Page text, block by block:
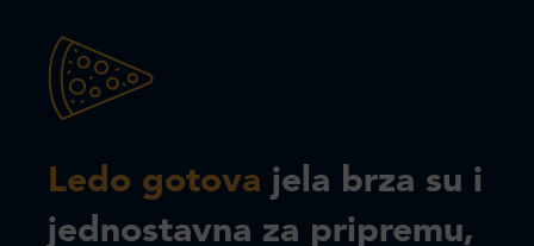
Ledo gotova jela brza su i
jednostavna za pripremu,